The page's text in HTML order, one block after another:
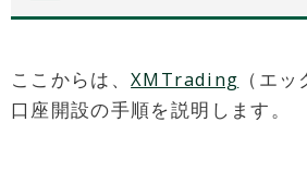
ここからは、XMTrading （エ
口座開設の手順を説明します。